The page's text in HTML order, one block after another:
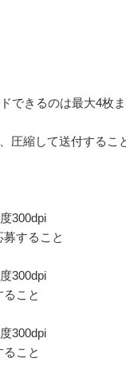
できるのは最大4枚
圧縮して送付するこ
300dpi
すること
300dpi
こと
300dpi
こと